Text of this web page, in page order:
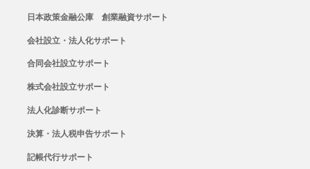
日本政策金融公庫 創業融資サポート
会社設立・法人化サポート
合同会社設立サポート
株式会社設立サポート
法人化診断サポート
決算・法人税申告サポート
記帳代行サポート